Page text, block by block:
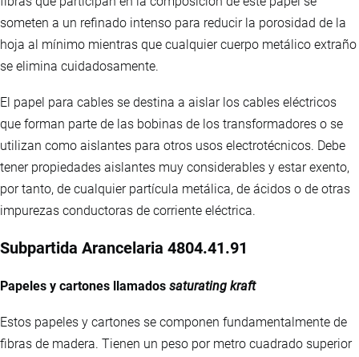
someten a un refinado intenso para reducir la porosidad de la
hoja al mínimo mientras que cualquier cuerpo metálico extraño
se elimina cuidadosamente.
El papel para cables se destina a aislar los cables eléctricos
que forman parte de las bobinas de los transformadores o se
utilizan como aislantes para otros usos electrotécnicos. Debe
tener propiedades aislantes muy considerables y estar exento,
por tanto, de cualquier partícula metálica, de ácidos o de otras
impurezas conductoras de corriente eléctrica.
Subpartida Arancelaria 4804.41.91
Papeles y cartones llamados saturating kraft
Estos papeles y cartones se componen fundamentalmente de
fibras de madera. Tienen un peso por metro cuadrado superior